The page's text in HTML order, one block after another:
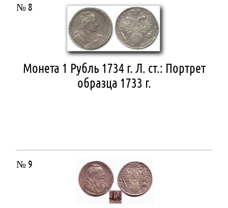
№ 8
Монета 1 Рубль 1734 г. Л. ст.: Портрет
образца 1733 г.
№ 9